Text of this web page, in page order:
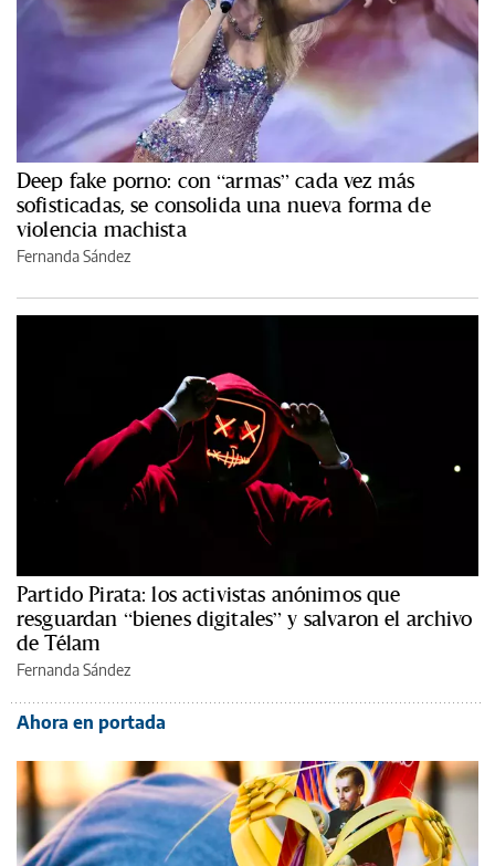
Deep fake porno: con “armas” cada vez más
sofisticadas, se consolida una nueva forma de
violencia machista
Fernanda Sández
Partido Pirata: los activistas anónimos que
resguardan “bienes digitales” y salvaron el archivo
de Télam
Fernanda Sández
Ahora en portada